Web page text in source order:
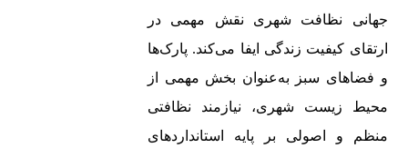
جهانی نظافت شهری نقش مهمی در
ارتقای کیفیت زندگی ایفا می‌کند. پارک‌ها
و فضاهای سبز به‌عنوان بخش مهمی از
محیط‌ زیست شهری، نیازمند نظافتی
منظم و اصولی بر پایه استانداردهای